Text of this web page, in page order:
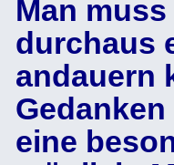
Man
durchaus
andauern
eine